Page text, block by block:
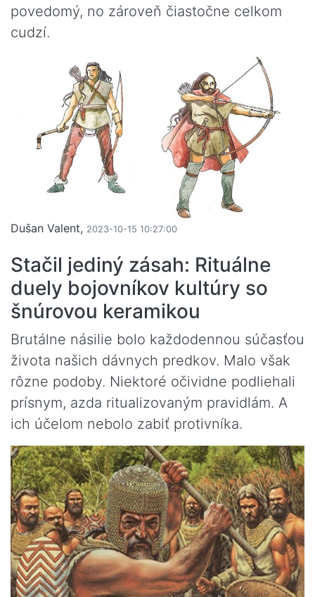
povedomý, no zároveň čiastočne celkom
cudzí.
Dušan Valent, 2023-10-15 10:27:00
Stačil jediný zásah: Rituálne
duely bojovníkov kultúry so
šnúrovou keramikou
Brutálne násilie bolo každodennou súčasťou
života našich dávnych predkov. Malo však
rôzne podoby. Niektoré očividne podliehali
prísnym, azda ritualizovaným pravidlám. A
ich účelom nebolo zabiť protivníka.